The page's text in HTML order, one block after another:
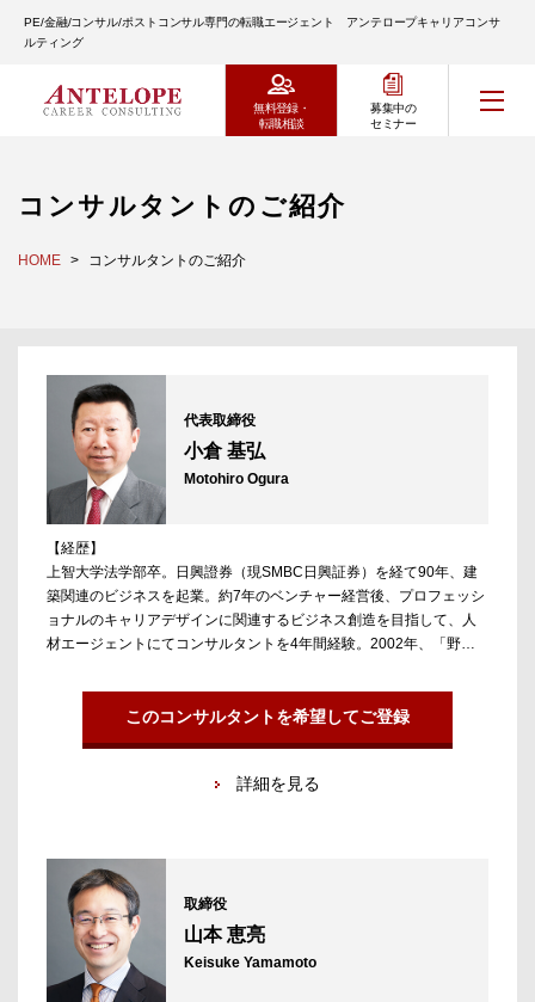
PE/金融/コンサル/ポストコンサル専門の転職エージェント アンテロープキャリアコンサ
ルティング
無料登録・
転職相談
募集中の
セミナー
コンサルタントのご紹介
HOME コンサルタントのご紹介
代表取締役
小倉 基弘
Motohiro Ogura
【経歴】
上智大学法学部卒。日興證券（現SMBC日興証券）を経て90年、建
築関連のビジネスを起業。約7年のベンチャー経営後、プロフェッシ
ョナルのキャリアデザインに関連するビジネス創造を目指して、人
材エージェントにてコンサルタントを4年間経験。2002年、「野心
機会提供を行う目的でアンテロープキャリアコンサルティングを設
立。同社は投資銀行、プライベートエクイティ、ベンチャーキャピ
タル、アセットマネジメント、不動産ファンド及びコンサルティン
いる。07年アンテロープの共同創業者の増井慎二郎氏とオープンワ
【担当領域／実績】
専門は投資銀行、PE投資ファンド、投資先企業マネジメントポジシ
ョン、不動産ファンド。
このコンサルタントを希望してご登録
詳細を見る
取締役
山本 恵亮
Keisuke Yamamoto